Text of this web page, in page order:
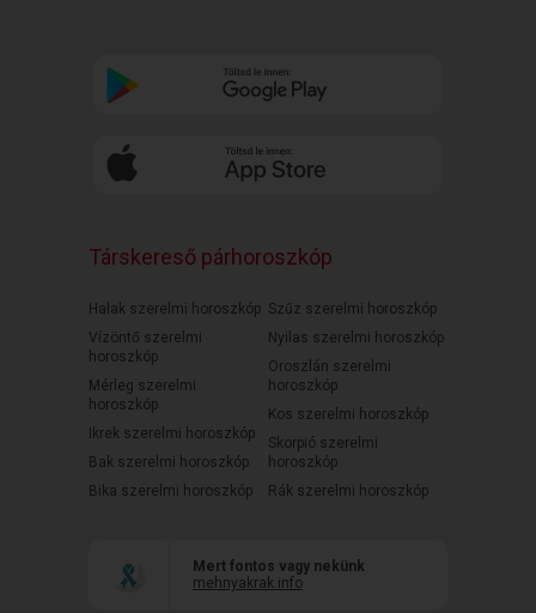
Társkereső párhoroszkóp
Halak szerelmi horoszkóp
Vízöntő szerelmi
horoszkóp
Mérleg szerelmi
horoszkóp
Ikrek szerelmi horoszkóp
Bak szerelmi horoszkóp
Bika szerelmi horoszkóp
Szűz szerelmi horoszkóp
Nyilas szerelmi horoszkóp
Oroszlán szerelmi
horoszkóp
Kos szerelmi horoszkóp
Skorpió szerelmi
horoszkóp
Rák szerelmi horoszkóp
Mert fontos vagy nekünk
mehnyakrak.info